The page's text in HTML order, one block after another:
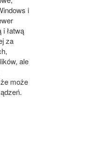
i
łatwą
za
ale
może